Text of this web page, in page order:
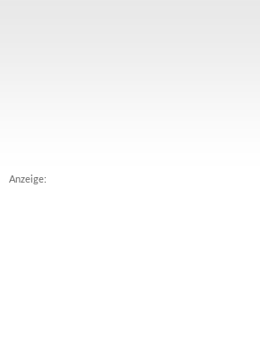
Anzeige: